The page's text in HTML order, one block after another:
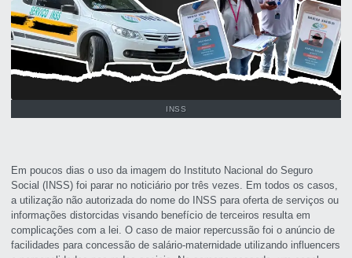
INSS
Em poucos dias o uso da imagem do Instituto Nacional do Seguro
Social (INSS) foi parar no noticiário por três vezes. Em todos os casos,
a utilização não autorizada do nome do INSS para oferta de serviços ou
informações distorcidas visando benefício de terceiros resulta em
complicações com a lei. O caso de maior repercussão foi o anúncio de
facilidades para concessão de salário-maternidade utilizando influencers